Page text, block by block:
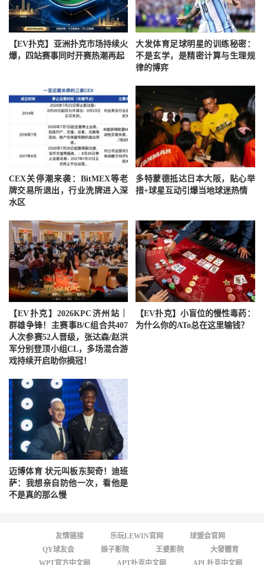
【EV扑克】亚洲扑克市场持续火
爆，四站赛事同时开赛热潮再起
大发体育足球明星的训练秘密：
不是玄学，是精密计算与生理规
律的博弈
CEX关停潮来袭：BitMEX等老
牌交易所退出，行业洗牌进入深
水区
多特蒙德抵达日本大阪，贴心举
措+球星互动引爆当地球迷热情
【EV扑克】2026KPC济州站｜
群雄争锋！主赛事B/C组合共407
人次参赛52人晋级，张达森/赵洪
军分别登顶小组CL，多场混合游
戏持续开启助你摘冠！
【EV扑克】小盲位的慢性毒药：
为什么你的ATo总在这里输钱？
迈博体育 状元叫板东契奇！迪班
萨：我想亲自防他一次，看他是
不是真的那么慢
友情链接 乐玩LEWIN官网
球盟会官网
QY球友会
娘子影院 王婆影院
大發體育